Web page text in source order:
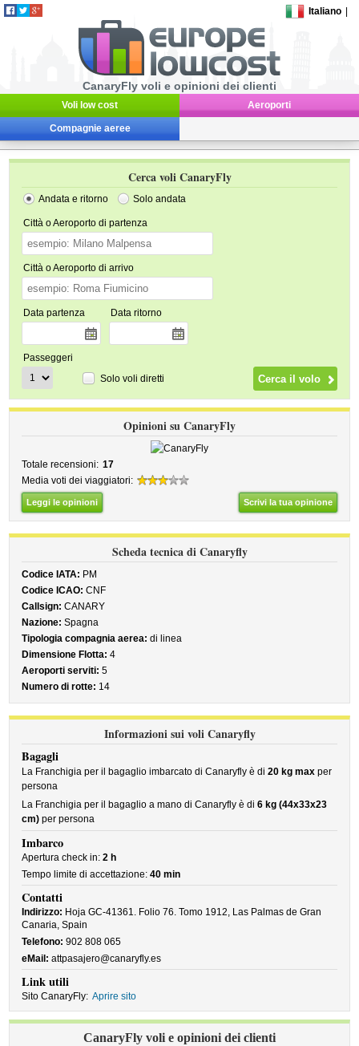
Italiano
CanaryFly voli e opinioni dei clienti
Voli low cost Aeroporti
Compagnie aeree
Cerca voli CanaryFly
Andata e ritorno Solo andata
Città o Aeroporto di partenza
Città o Aeroporto di arrivo
Data partenza Data ritorno
Passeggeri
Solo voli diretti
Opinioni su CanaryFly
Totale recensioni: 17
Media voti dei viaggiatori:
Leggi le opinioni Scrivi la tua opinione
Scheda tecnica di Canaryfly
Codice IATA: PM
Codice ICAO: CNF
Callsign: CANARY
Nazione: Spagna
Tipologia compagnia aerea: di linea
Dimensione Flotta: 4
Aeroporti serviti: 5
Numero di rotte: 14
Informazioni sui voli Canaryfly
Bagagli
La Franchigia per il bagaglio imbarcato di Canaryfly è di20 kg max per
persona
La Franchigia per il bagaglio a mano di Canaryfly è di6 kg (44x33x23
cm) per persona
Imbarco
Apertura check in:2 h
Tempo limite di accettazione:40 min
Contatti
Indirizzo: Hoja GC-41361. Folio 76. Tomo 1912, Las Palmas de Gran
Canaria, Spain
Telefono: 902 808 065
eMail: attpasajero@canaryfly.es
Link utili
Sito CanaryFly: Aprire sito
CanaryFly voli e opinioni dei clienti